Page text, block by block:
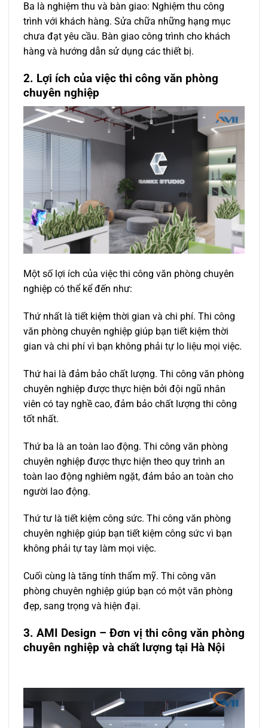
Ba là nghiệm thu và bàn giao: Nghiệm thu công
trình với khách hàng. Sửa chữa những hạng mục
chưa đạt yêu cầu. Bàn giao công trình cho khách
hàng và hướng dẫn sử dụng các thiết bị.
2. Lợi ích của việc thi công văn phòng
chuyên nghiệp
Một số lợi ích của việc thi công văn phòng chuyên
nghiệp có thể kể đến như:
Thứ nhất là tiết kiệm thời gian và chi phí. Thi công
văn phòng chuyên nghiệp giúp bạn tiết kiệm thời
gian và chi phí vì bạn không phải tự lo liệu mọi việc.
Thứ hai là đảm bảo chất lượng. Thi công văn phòng
chuyên nghiệp được thực hiện bởi đội ngũ nhân
viên có tay nghề cao, đảm bảo chất lượng thi công
tốt nhất.
Thứ ba là an toàn lao động. Thi công văn phòng
chuyên nghiệp được thực hiện theo quy trình an
toàn lao động nghiêm ngặt, đảm bảo an toàn cho
người lao động.
Thứ tư là tiết kiệm công sức. Thi công văn phòng
chuyên nghiệp giúp bạn tiết kiệm công sức vì bạn
không phải tự tay làm mọi việc.
Cuối cùng là tăng tính thẩm mỹ. Thi công văn
phòng chuyên nghiệp giúp bạn có một văn phòng
đẹp, sang trọng và hiện đại.
3. AMI Design – Đơn vị thi công văn phòng
chuyên nghiệp và chất lượng tại Hà Nội